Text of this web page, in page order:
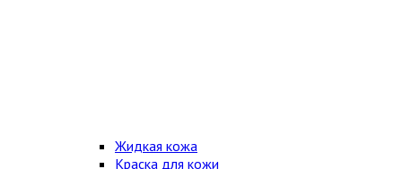
Жидкая кожа
Краска для кожи